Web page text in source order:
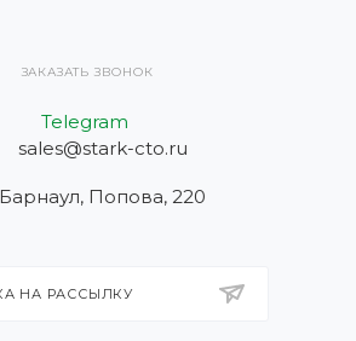
ЗАКАЗАТЬ ЗВОНОК
Telegram
sales@stark-cto.ru
Барнаул, Попова, 220
НА РАССЫЛКУ